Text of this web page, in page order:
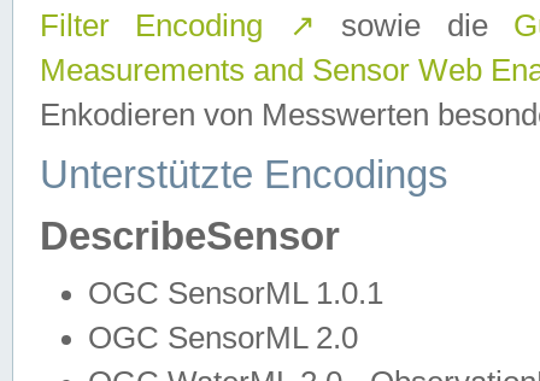
Filter Encoding
↗ sowie die
Measurements and Sensor Web
Enkodieren von Messwerten
Unterstützte Encodings
DescribeSensor
OGC SensorML 1.0.1
OGC SensorML 2.0